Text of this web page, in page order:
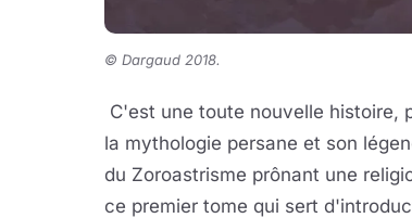
© Dargaud 2018.
C'est une toute nouvelle histoire,
la mythologie persane et son
du Zoroastrisme prônant une
ce premier tome qui sert